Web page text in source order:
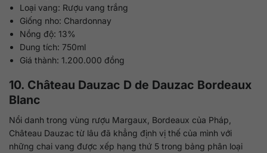
Loại vang: Rượu vang trắng
Giống nho: Chardonnay
Nồng độ: 13%
Dung tích: 750ml
Giá thành: 1.200.000 đồng
10. Château Dauzac D de Dauzac Bordeaux
Blanc
Nổi danh trong vùng rượu Margaux, Bordeaux của Pháp,
Château Dauzac từ lâu đã khẳng định vị thế của mình với
những chai vang được xếp hạng thứ 5 trong bảng phân loại